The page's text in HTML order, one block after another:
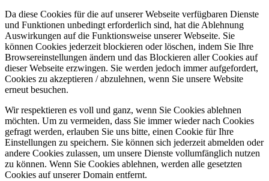
Da diese Cookies für die auf unserer Webseite verfügbaren Dienste
und Funktionen unbedingt erforderlich sind, hat die Ablehnung
Auswirkungen auf die Funktionsweise unserer Webseite. Sie
können Cookies jederzeit blockieren oder löschen, indem Sie Ihre
Browsereinstellungen ändern und das Blockieren aller Cookies auf
dieser Webseite erzwingen. Sie werden jedoch immer aufgefordert,
Cookies zu akzeptieren / abzulehnen, wenn Sie unsere Website
erneut besuchen.
Wir respektieren es voll und ganz, wenn Sie Cookies ablehnen
möchten. Um zu vermeiden, dass Sie immer wieder nach Cookies
gefragt werden, erlauben Sie uns bitte, einen Cookie für Ihre
Einstellungen zu speichern. Sie können sich jederzeit abmelden oder
andere Cookies zulassen, um unsere Dienste vollumfänglich nutzen
zu können. Wenn Sie Cookies ablehnen, werden alle gesetzten
Cookies auf unserer Domain entfernt.